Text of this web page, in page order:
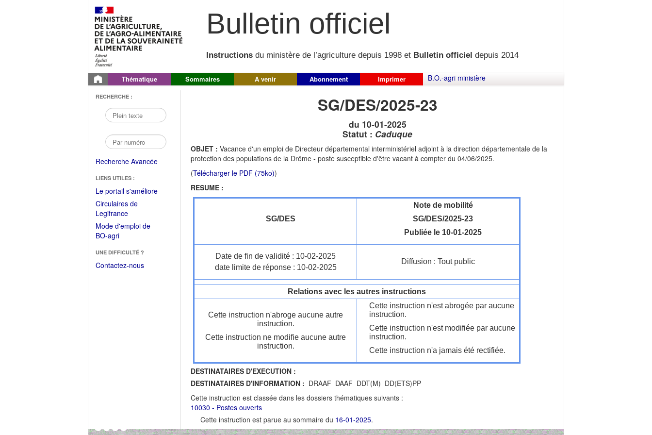
Bulletin officiel
Instructions du ministère de l’agriculture depuis 1998 et Bulletin officiel depuis 2014
Thématique Sommaires A venir Abonnement Imprimer B.O.-agri ministère
RECHERCHE :
Recherche Avancée
LIENS UTILES :
Le portail s'améliore(Fichier
Circulaires de
Legifrance(Ouvrir
dans
une
fenêtre)
Mode d'emploi de
BO-agri(Ouvrir
une
nouvelle
UNE DIFFICULTÉ ?
Contactez-nous
SG/DES/2025-23
du 10-01-2025
Statut : Caduque
OBJET : Vacance d'un emploi de Directeur départemental interministériel adjoint à la direction départementale de la
protection des populations de la Drôme - poste susceptible d'être vacant à compter du 04/06/2025.
(Télécharger le PDF (75ko))
RESUME :
SG/DES
Note de mobilité
SG/DES/2025-23
Publiée le 10-01-2025
Date de fin de validité : 10-02-2025
date limite de réponse : 10-02-2025
Diffusion : Tout public
Relations avec les autres instructions
Cette instruction n'abroge aucune autre
instruction.
Cette instruction ne modifie aucune autre
instruction.
Cette instruction n'est abrogée par aucune
instruction.
Cette instruction n'est modifiée par aucune
instruction.
Cette instruction n'a jamais été rectifiée.
DESTINATAIRES D'EXECUTION :
DESTINATAIRES D'INFORMATION : DRAAF DAAF DDT(M) DD(ETS)PP
Cette instruction est classée dans les dossiers thématiques suivants :
10030 - Postes ouverts
Cette instruction est parue au sommaire du 16-01-2025.